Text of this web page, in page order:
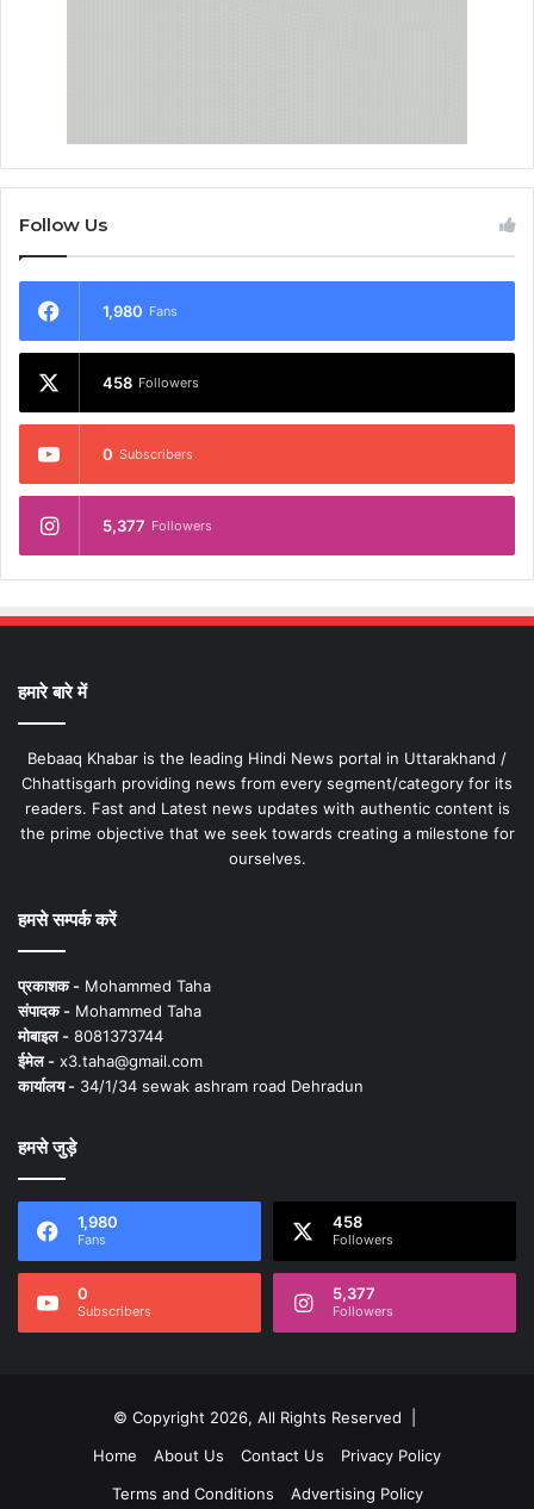
Follow Us
1,980 Fans
458 Followers
0 Subscribers
5,377 Followers
हमारे बारे में
Bebaaq Khabar is the leading Hindi News portal in Uttarakhand /
Chhattisgarh providing news from every segment/category for its
readers. Fast and Latest news updates with authentic content is
the prime objective that we seek towards creating a milestone for
ourselves.
हमसे सम्पर्क करें
प्रकाशक - Mohammed Taha
संपादक - Mohammed Taha
मोबाइल - 8081373744
ईमेल - x3.taha@gmail.com
कार्यालय - 34/1/34 sewak ashram road Dehradun
हमसे जुड़े
1,980
Fans
458
Followers
0
Subscribers
5,377
Followers
© Copyright 2026, All Rights Reserved |
Home
About Us Contact Us
Privacy Policy
Terms and Conditions
Advertising Policy